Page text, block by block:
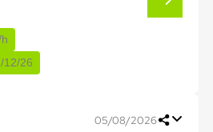
12/26
05/08/2026